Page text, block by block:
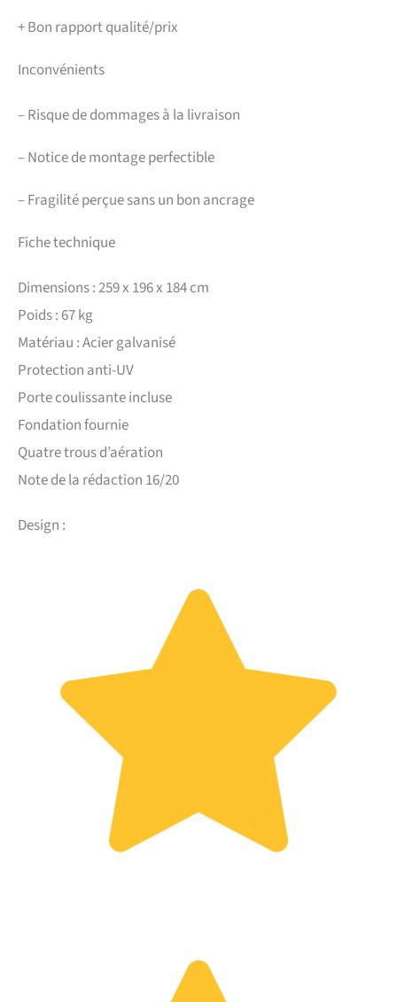
+Bon rapport qualité/prix
Inconvénients
–Risque de dommages à la livraison
–Notice de montage perfectible
–Fragilité perçue sans un bon ancrage
Fiche technique
Dimensions : 259 x 196 x 184 cm
Poids : 67 kg
Matériau : Acier galvanisé
Protection anti-UV
Porte coulissante incluse
Fondation fournie
Quatre trous d’aération
Note de la rédaction 16/20
Design :